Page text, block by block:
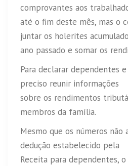
comprovantes aos
até o fim deste mês, mas o
juntar os holerites
ano passado e somar os
Para declarar dependentes
preciso reunir informações
sobre os rendimentos
membros da família.
Mesmo que os números
dedução estabelecido pela
Receita para dependentes,